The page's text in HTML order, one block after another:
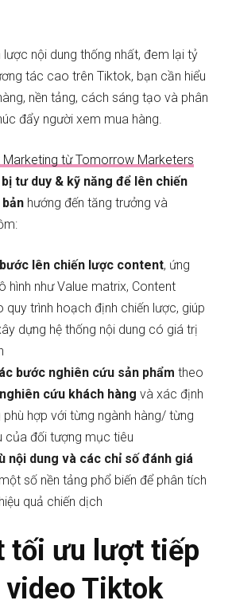
nội dung thống nhất, đem lại tỷ
tác cao trên Tiktok, bạn cần hiểu
nền tảng, cách sáng tạo và phân
đẩy người xem mua hàng.
Marketing từ Tomorrow Marketers
tư duy & kỹ năng để lên chiến
hướng đến tăng trưởng và
lên chiến lược content, ứng
hình như Value matrix, Content
quy trình hoạch định chiến lược, giúp
dựng hệ thống nội dung có giá trị
bước nghiên cứu sản phẩm theo
nghiên cứu khách hàng và xác định
phù hợp với từng ngành hàng/ từng
của đối tượng mục tiêu
nội dung và các chỉ số đánh giá
số nền tảng phổ biến để phân tích
quả chiến dịch
tối ưu lượt tiếp
video Tiktok